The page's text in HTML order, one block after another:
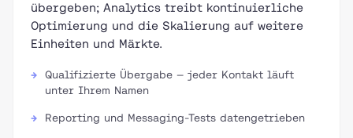
übergeben; Analytics treibt kontinuierliche
Optimierung und die Skalierung auf weitere
Einheiten und Märkte.
Qualifizierte Übergabe — jeder Kontakt läuft
unter Ihrem Namen
Reporting und Messaging-Tests datengetrieben